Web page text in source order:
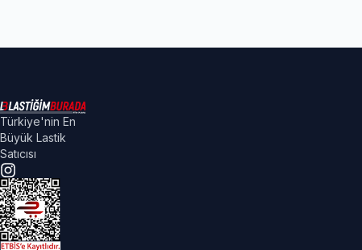
Türkiye'nin En
Büyük Lastik
Satıcısı